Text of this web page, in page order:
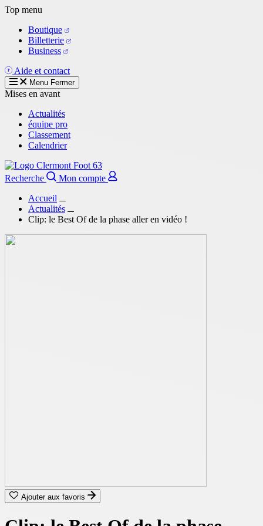
Aller
contenu
principal
Top menu
Boutique
Billetterie
Business
Aide et contact
Menu Fermer
Mises en avant
Actualités
équipe pro
Classement
Calendrier
Recherche
Mon compte
Accueil
Actualités
Clip: le Best Of de la phase aller en vidéo !
Ajouter aux favoris